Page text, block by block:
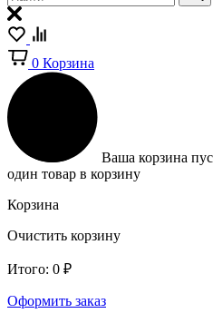
0 Корзина
Ваша корзина
один товар в корзину
Корзина
Очистить корзину
Итого: 0 ₽
Оформить заказ